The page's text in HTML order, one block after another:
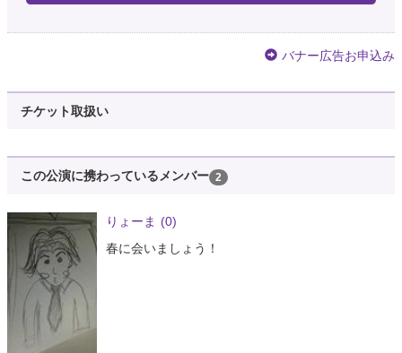
バナー広告お申込み
チケット取扱い
この公演に携わっているメンバー 2
りょーま (0)
春に会いましょう！